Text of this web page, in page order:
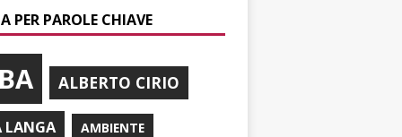
PER PAROLE CHIAVE
ALBERTO CIRIO
LANGA AMBIENTE